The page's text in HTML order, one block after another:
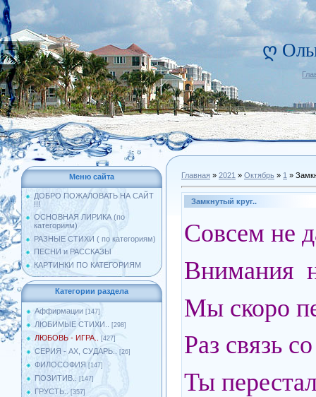
ღ
Меню сайта
ДОБРО ПОЖАЛОВАТЬ НА САЙТ
!!!
ОСНОВНАЯ ЛИРИКА (по
категориям)
РАЗНЫЕ СТИХИ ( по категориям)
ПЕСНИ и РАССКАЗЫ
КАРТИНКИ ПО КАТЕГОРИЯМ
Категории раздела
Аффирмации [147]
ЛЮБИМЫЕ СТИХИ.. [298]
ЛЮБОВЬ - ИГРА.. [427]
СЕРИЯ - АХ, СУДАРЬ.. [26]
ФИЛОСОФИЯ [147]
ПОЗИТИВ.. [147]
ГРУСТЬ.. [357]
Главная » 2021 » Октябрь » 1 »
Замкнутый круг..
Совсем не
Внимания
Мы скоро
Раз связь
Ты